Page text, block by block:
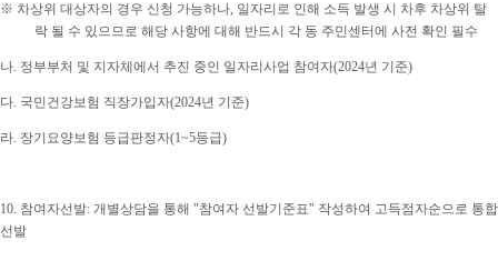
※ 차상위 대상자의 경우 신청 가능하나, 일자리로 인해 소득 발생 시 차후 차상위 탈
락 될 수 있으므로 해당 사항에 대해 반드시 각 동 주민센터에 사전 확인 필수
나. 정부부처 및 지자체에서 추진 중인 일자리사업 참여자(2024년 기준)
다. 국민건강보험 직장가입자(2024년 기준)
라. 장기요양보험 등급판정자(1~5등급)
10. 참여자선발: 개별상담을 통해 "참여자 선발기준표" 작성하여 고득점자순으로 통합
선발